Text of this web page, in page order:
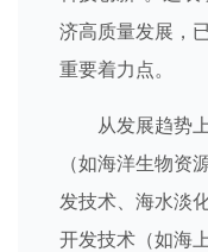
济高质量发展，
重要着力点。
从发展趋势上
（如海洋生物资
发技术、海水淡
开发技术（如海